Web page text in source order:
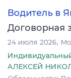
Водитель в
Договорная
24 июля 2026
АЛЕКСЕЙ